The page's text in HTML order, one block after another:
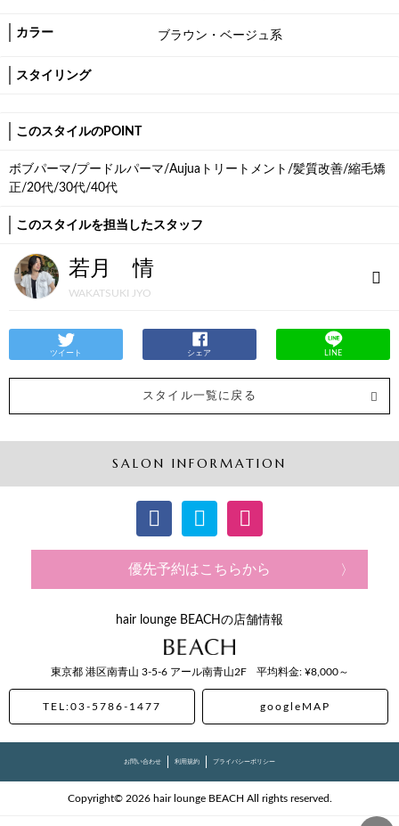
カラー ブラウン・ベージュ系
スタイリング
このスタイルのPOINT
ボブパーマ/プードルパーマ/Aujuaトリートメント/髪質改善/縮毛矯
正/20代/30代/40代
このスタイルを担当したスタッフ
若月 情
WAKATSUKI JYO
ツイート シェア LINE
スタイル一覧に戻る
SALON INFORMATION
優先予約はこちらから
hair lounge BEACHの店舗情報
東京都 港区南青山 3-5-6 アール南青山2F 平均料金: ¥8,000～
TEL:03-5786-1477 googleMAP
お問い合わせ 利用規約 プライバシーポリシー
Copyright© 2026 hair lounge BEACH All rights reserved.